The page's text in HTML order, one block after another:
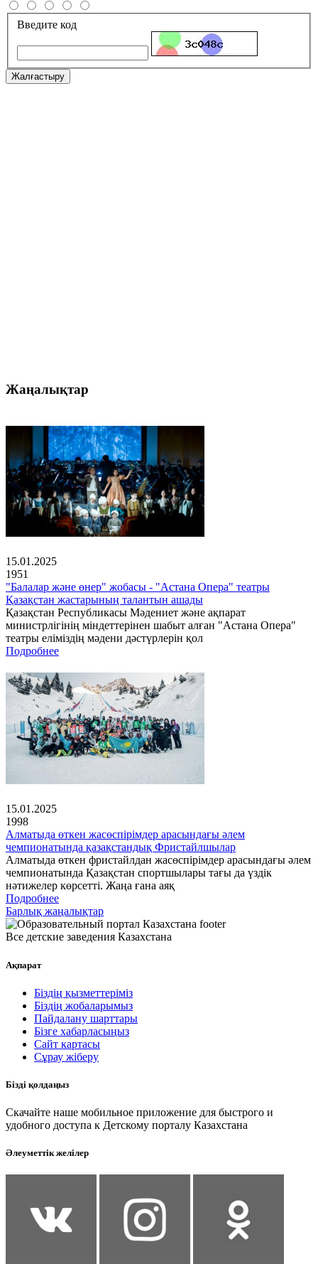
Введите код
Жалғастыру
Жаңалықтар
15.01.2025
1951
"Балалар және өнер" жобасы - "Астана Опера" театры
Қазақстан жастарының талантын ашады
Қазақстан Республикасы Мәдениет және ақпарат
министрлігінің міндеттерінен шабыт алған "Астана Опера"
театры еліміздің мәдени дәстүрлерін қол
Подробнее
15.01.2025
1998
Алматыда өткен жасөспірімдер арасындағы әлем
чемпионатында қазақстандық Фристайлшылар
Алматыда өткен фристайлдан жасөспірімдер арасындағы әлем
чемпионатында Қазақстан спортшылары тағы да үздік
нәтижелер көрсетті. Жаңа ғана аяқ
Подробнее
Барлық жаңалықтар
Все детские заведения Казахстана
Ақпарат
Біздің қызметтеріміз
Біздің жобаларымыз
Пайдалану шарттары
Бізге хабарласыңыз
Сайт картасы
Сұрау жіберу
Бізді қолдаңыз
Скачайте наше мобильное приложение для быстрого и
удобного доступа к Детскому порталу Казахстана
Әлеуметтік желілер